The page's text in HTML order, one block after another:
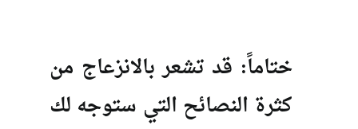
ختاماً: قد تشعر بالانزعاج من
كثرة النصائح التي ستوجه لك